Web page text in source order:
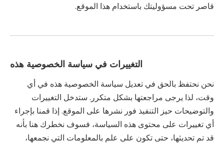
قاصر تحت مسؤوليتك باستخدام هذا الموقع.
التغييرات في سياسة الخصوصية هذه
نحن نحتفظ بالحق في تعديل سياسة الخصوصية هذه في أي
وقت، لذا يرجى مراجعتها بشكل متكرر. ستدخل التغييرات
والتوضيحات حيز التنفيذ فور نشرها على الموقع. إذا قمنا بإجراء
أي تغييرات على محتوى هذه السياسة، فسوف نخطرك هنا بأنه
قد تم تحديثها، حتى تكون على علم بالمعلومات التي نجمعها،